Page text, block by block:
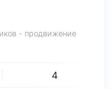
- продвижение
4